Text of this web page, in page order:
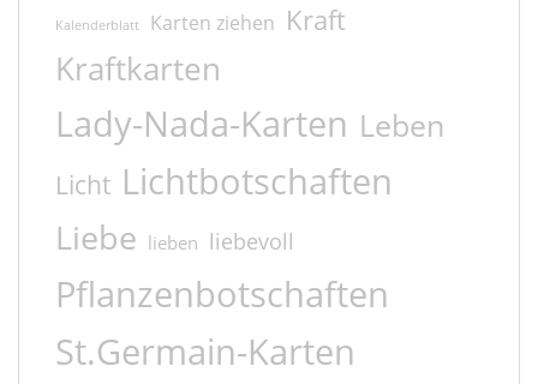
Kalenderblatt Karten ziehen Kraft
Kraftkarten
Lady-Nada-Karten Leben
Licht Lichtbotschaften
Liebe lieben liebevoll
Pflanzenbotschaften
St.Germain-Karten